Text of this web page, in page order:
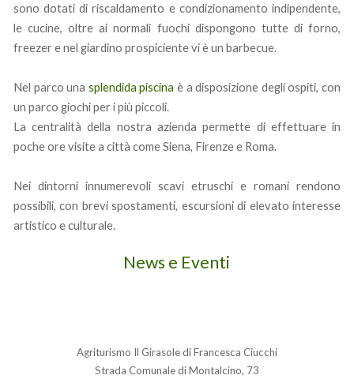
sono dotati di riscaldamento e condizionamento indipendente,
le cucine, oltre ai normali fuochi dispongono tutte di forno,
freezer e nel giardino prospiciente vi è un barbecue.
Nel parco una splendida piscina è a disposizione degli ospiti, con
un parco giochi per i più piccoli.
La centralità della nostra azienda permette di effettuare in
poche ore visite a città come Siena, Firenze e Roma.
Nei dintorni innumerevoli scavi etruschi e romani rendono
possibili, con brevi spostamenti, escursioni di elevato interesse
artistico e culturale.
News e Eventi
Agriturismo Il Girasole di Francesca Ciucchi
Strada Comunale di Montalcino, 73